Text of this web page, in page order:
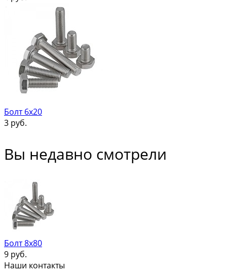
Болт 6х20
3 руб.
Вы недавно смотрели
Болт 8х80
9 руб.
Наши контакты